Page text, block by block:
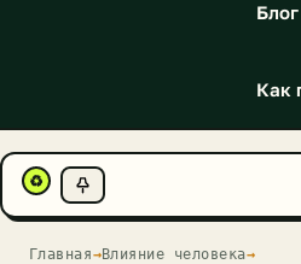
Блог
Как
♻
Главная→Влияние человека→